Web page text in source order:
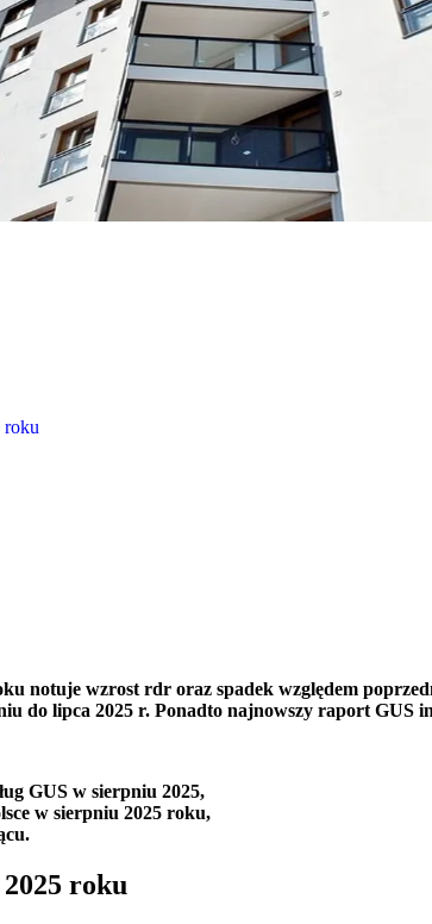
roku
notuje wzrost rdr oraz spadek względem
do lipca 2025 r. Ponadto najnowszy raport GUS
GUS w sierpniu 2025,
w sierpniu 2025 roku,
roku